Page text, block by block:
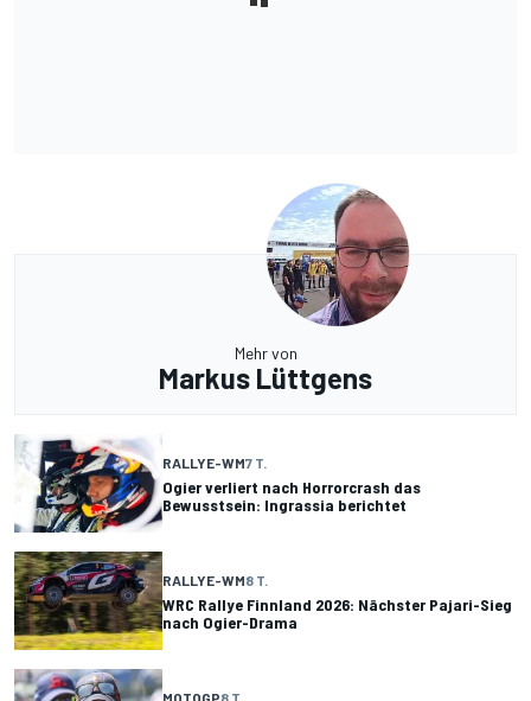
Mehr von
Markus Lüttgens
RALLYE-WM7 T.
Ogier verliert nach Horrorcrash das
Bewusstsein: Ingrassia berichtet
RALLYE-WM8 T.
WRC Rallye Finnland 2026: Nächster Pajari-Sieg
nach Ogier-Drama
MOTOGP8 T.